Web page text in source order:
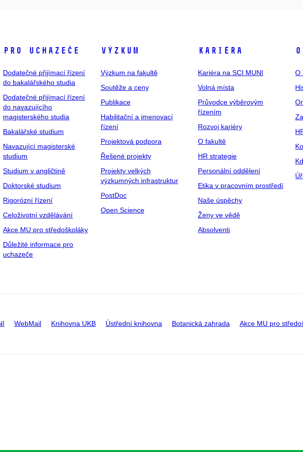
Pro uchazeče
Dodatečné přijímací řízení
do bakalářského studia
Dodatečné přijímací řízení
do navazujícího
magisterského studia
Bakalářské studium
Navazující magisterské
studium
Studium v angličtině
Doktorské studium
Rigorózní řízení
Celoživotní vzdělávání
Akce MU pro středoškoláky
Důležité informace pro
uchazeče
Výzkum
Výzkum na fakultě
Soutěže a ceny
Publikace
Habilitační a jmenovací
řízení
Projektová podpora
Řešené projekty
Projekty velkých
výzkumných infrastruktur
PostDoc
Open Science
Kariéra
Kariéra na SCI MUNI
Volná místa
Průvodce výběrovým
řízením
Rozvoj kariéry
O fakultě
HR strategie
Personální oddělení
Etika v pracovním prostředí
Naše úspěchy
Ženy ve vědě
Absolventi
O
WebMail Knihovna UKB Ústřední knihovna Botanická zahrada Akce MU pro